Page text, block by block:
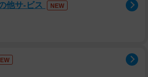
他サ-ビス NEW